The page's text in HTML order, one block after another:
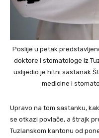
Poslije u petak
doktore i stomatologe iz
uslijedio je hitni sastanak
medicine i
Upravo na tom sastanku,
se otkazi povlače, a štrajk
Tuzlanskom kantonu od